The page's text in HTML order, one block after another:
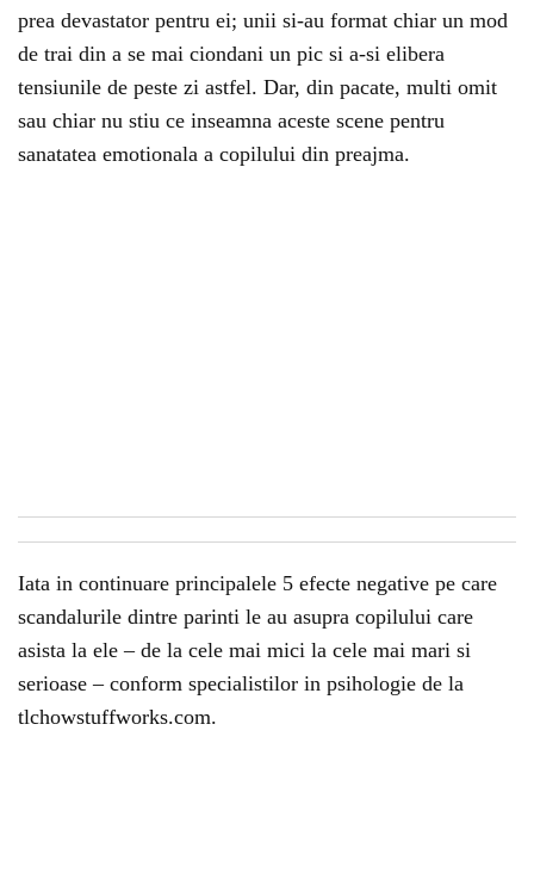
prea devastator pentru ei; unii si-au format chiar un mod
de trai din a se mai ciondani un pic si a-si elibera
tensiunile de peste zi astfel. Dar, din pacate, multi omit
sau chiar nu stiu ce inseamna aceste scene pentru
sanatatea emotionala a copilului din preajma.
Iata in continuare principalele 5 efecte negative pe care
scandalurile dintre parinti le au asupra copilului care
asista la ele – de la cele mai mici la cele mai mari si
serioase – conform specialistilor in psihologie de la
tlchowstuffworks.com.